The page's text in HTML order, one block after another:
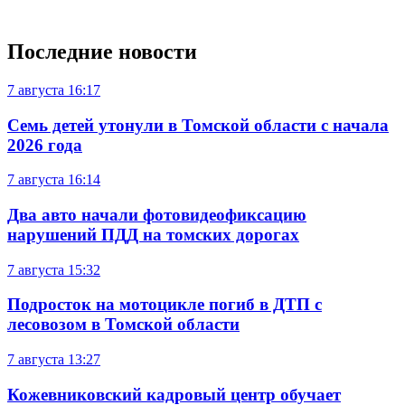
Последние новости
7 августа 16:17
Семь детей утонули в Томской области с начала
2026 года
7 августа 16:14
Два авто начали фотовидеофиксацию
нарушений ПДД на томских дорогах
7 августа 15:32
Подросток на мотоцикле погиб в ДТП с
лесовозом в Томской области
7 августа 13:27
Кожевниковский кадровый центр обучает